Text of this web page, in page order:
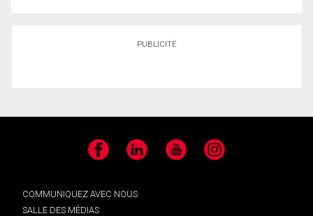
PUBLICITÉ
Facebook LinkedIn YouTube Instagram
COMMUNIQUEZ AVEC NOUS
SALLE DES MÉDIAS